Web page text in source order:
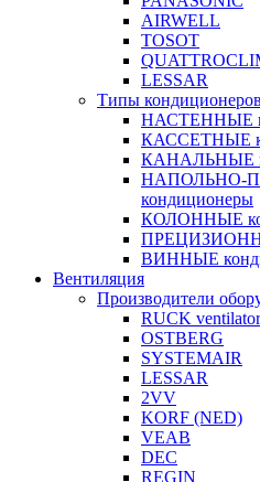
AIRWELL
TOSOT
LESSAR
Типы кондиционеров
НАСТЕННЫЕ
КАССЕТНЫЕ
КАНАЛЬНЫЕ
НАПОЛЬНО-
кондиционеры
КОЛОННЫЕ
ВИННЫЕ
Вентиляция
Производители
RUCK
OSTBERG
SYSTEMAIR
LESSAR
2VV
KORF (NED)
VEAB
DEC
REGIN